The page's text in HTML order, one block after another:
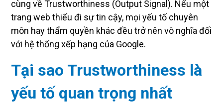
cùng về Trustworthiness (Output Signal). Nếu một
trang web thiếu đi sự tin cậy, mọi yếu tố chuyên
môn hay thẩm quyền khác đều trở nên vô nghĩa đối
với hệ thống xếp hạng của Google.
Tại sao Trustworthiness là
yếu tố quan trọng nhất